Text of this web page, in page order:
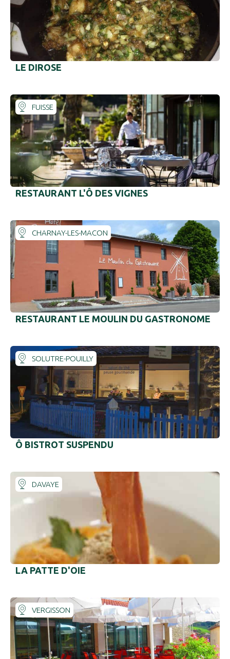
LE DIROSE
FUISSE
RESTAURANT L'Ô DES VIGNES
CHARNAY-LES-MACON
RESTAURANT LE MOULIN DU GASTRONOME
SOLUTRE-POUILLY
Ô BISTROT SUSPENDU
DAVAYE
LA PATTE D'OIE
VERGISSON